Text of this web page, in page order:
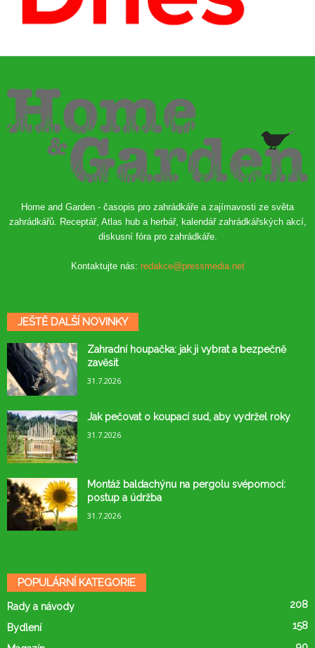
Home and Garden - časopis pro zahrádkáře a zajímavosti ze světa
zahrádkářů. Receptář, Atlas hub a herbář, kalendář zahrádkářských akcí,
diskusní fóra pro zahrádkáře.
Kontaktujte nás: redakce@pressmedia.net
JEŠTĚ DALŠÍ NOVINKY
Zahradní houpačka: jak ji vybrat a bezpečně
zavěsit
31.7.2026
Jak pečovat o koupací sud, aby vydržel roky
31.7.2026
Montáž baldachýnu na pergolu svépomocí:
postup a údržba
31.7.2026
POPULÁRNÍ KATEGORIE
Rady a návody 208
Bydlení 158